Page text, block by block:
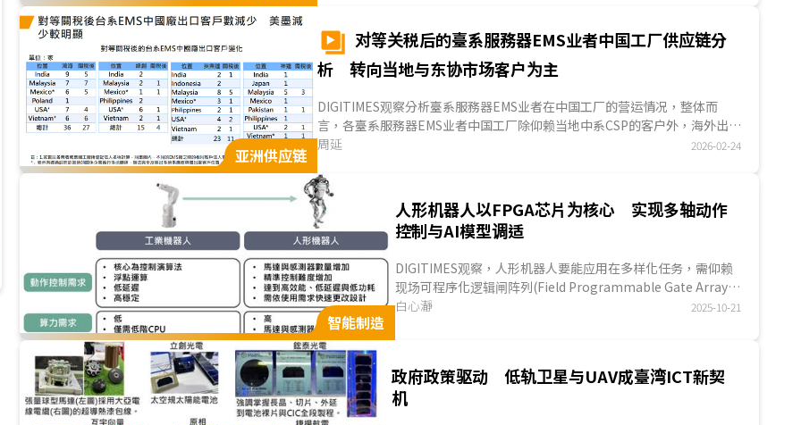
零组件国产化进程，显示臺湾车电产业正朝高整合与自主化方向发展。...
亚洲供应链
对等关税后的臺系服務器EMS业者中国工厂供应链分
析 转向当地与东协市场客户为主
DIGITIMES观察分析臺系服務器EMS业者在中国工厂的营运情况，整体而
言，各臺系服務器EMS业者中国工厂除仰赖当地中系CSP的客户外，海外出口
受美国对等关税影响，美国市场客户数量有所下降，出口重心有逐渐转向东
據中心所需要的服務器及其半成品；另一方面，由于中国当地电子零组件供
应链完备，各厂上游供应链多以供应当地为主；此外，有观察到臺系服務器
EMS业者采购中国当地自动化设备，提升自家中国工厂自动化的现象。...
周延 2026-02-24
智能制造
人形机器人以FPGA芯片为核心 实现多轴动作
控制与AI模型调适
DIGITIMES观察，人形机器人要能应用在多样化任务，需仰赖
现场可程序化逻辑闸阵列(Field Programmable Gate Array；
FPGA)执行多轴马达控制，并依不同应用场景灵活调整设计。
由低延迟与低功耗设计支持多轴马达控制...
白心瀞 2025-10-21
政府政策驱动 低轨卫星与UAV成臺湾ICT新契
机